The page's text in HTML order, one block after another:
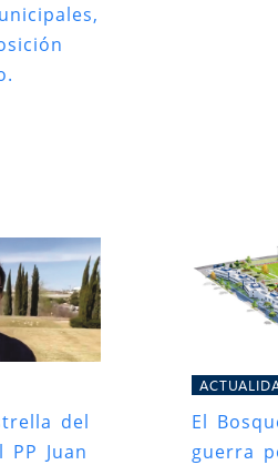
del
Juan
El
guerra